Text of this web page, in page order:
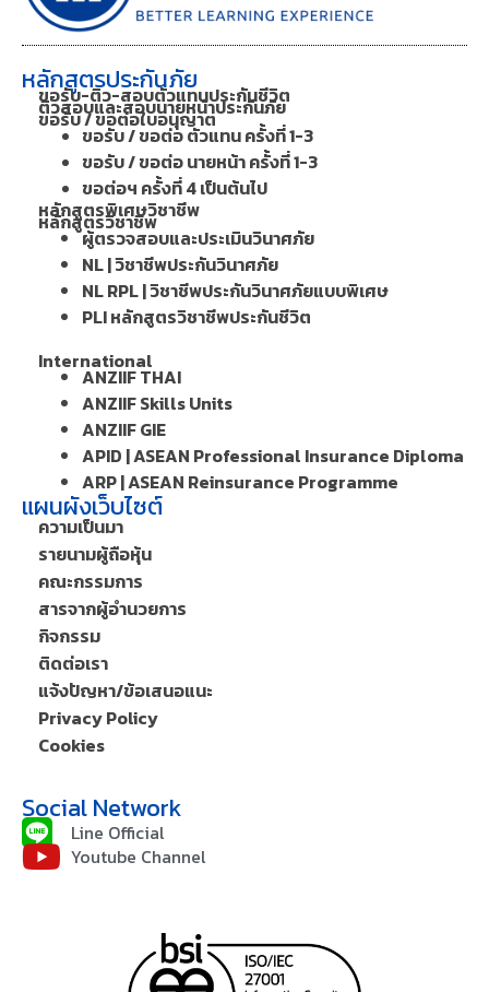
หลักสูตรประกันภัย
ขอรับ-ติว-สอบตัวแทนประกันชีวิต
ติวสอบและสอบนายหน้าประกันภัย
ขอรับ / ขอต่อใบอนุญาต
ขอรับ / ขอต่อ ตัวแทน ครั้งที่ 1-3
ขอรับ / ขอต่อ นายหน้า ครั้งที่ 1-3
ขอต่อฯ ครั้งที่ 4 เป็นต้นไป
หลักสูตรพิเศษวิชาชีพ
หลักสูตรวิชาชีพ
ผู้ตรวจสอบและประเมินวินาศภัย
NL | วิชาชีพประกันวินาศภัย
NL RPL | วิชาชีพประกันวินาศภัยแบบพิเศษ
PLI หลักสูตรวิชาชีพประกันชีวิต
International
ANZIIF THAI
ANZIIF Skills Units
ANZIIF GIE
APID | ASEAN Professional Insurance Diploma
ARP | ASEAN Reinsurance Programme
แผนผังเว็บไซต์
ความเป็นมา
รายนามผู้ถือหุ้น
คณะกรรมการ
สารจากผู้อำนวยการ
กิจกรรม
ติดต่อเรา
แจ้งปัญหา/ข้อเสนอแนะ
Privacy Policy
Cookies
Social Network
Line Official
Youtube Channel